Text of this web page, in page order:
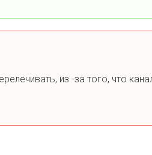
из -за того, что